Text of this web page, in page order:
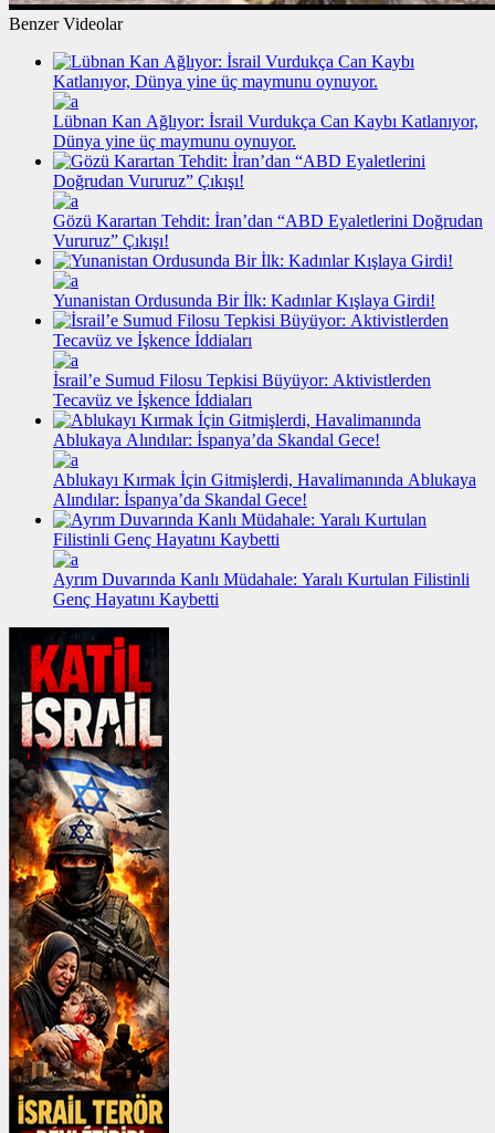
Benzer Videolar
Lübnan Kan Ağlıyor: İsrail Vurdukça Can Kaybı Katlanıyor,
Dünya yine üç maymunu oynuyor.
Gözü Karartan Tehdit: İran’dan “ABD Eyaletlerini Doğrudan
Vururuz” Çıkışı!
Yunanistan Ordusunda Bir İlk: Kadınlar Kışlaya Girdi!
İsrail’e Sumud Filosu Tepkisi Büyüyor: Aktivistlerden
Tecavüz ve İşkence İddiaları
Ablukayı Kırmak İçin Gitmişlerdi, Havalimanında Ablukaya
Alındılar: İspanya’da Skandal Gece!
Ayrım Duvarında Kanlı Müdahale: Yaralı Kurtulan Filistinli
Genç Hayatını Kaybetti